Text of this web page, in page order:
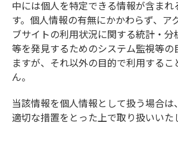
中には個人を特定できる情報が含まれ
す。個人情報の有無にかかわらず、ア
ブサイトの利用状況に関する統計・分
等を発見するためのシステム監視等の
ますが、それ以外の目的で利用するこ
ん。
当該情報を個人情報として扱う場合は
適切な措置をとった上で取り扱いいた